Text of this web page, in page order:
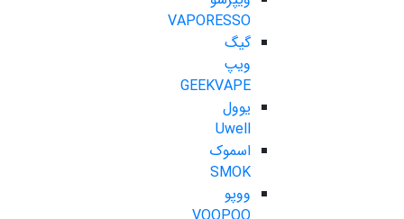
VAPORESSO
گیگ
ویپ
GEEKVAPE
یوول
Uwell
اسموک
SMOK
ووپو